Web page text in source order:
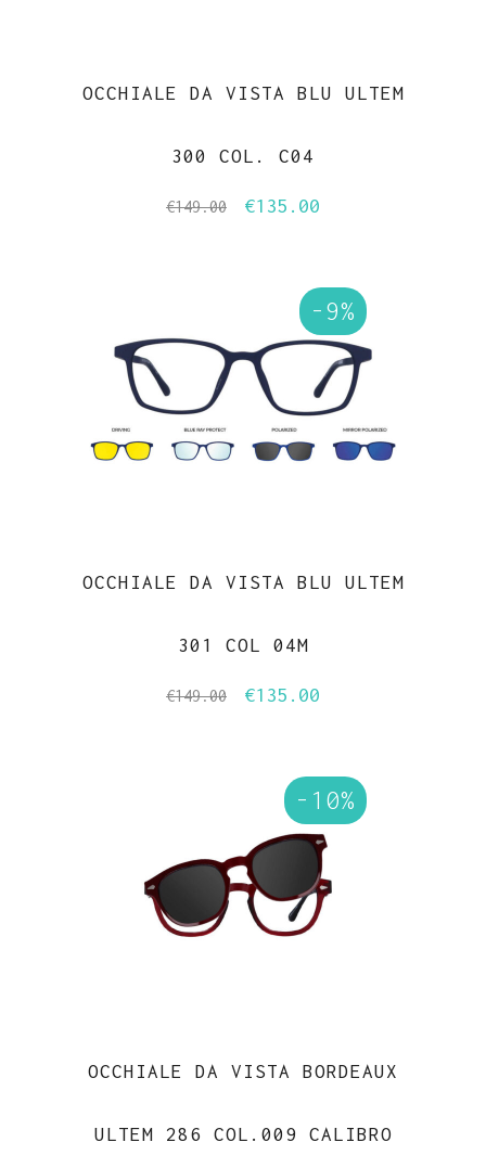
OCCHIALE DA VISTA BLU ULTEM
300 COL. C04
€149.00
Il
€149.00.
€135.00
è:
€135.00.
-9%
OCCHIALE DA VISTA BLU ULTEM
301 COL 04M
€149.00
Il
€149.00.
€135.00
è:
€135.00.
-10%
OCCHIALE DA VISTA BORDEAUX
ULTEM 286 COL.009 CALIBRO